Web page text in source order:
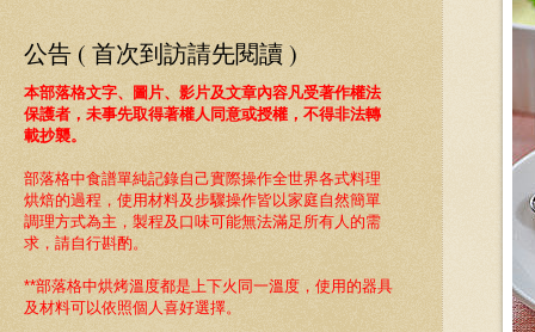
公告 ( 首次到訪請先閱讀 )
本部落格文字、圖片、影片及文章內容凡受著作權法
保護者，未事先取得著權人同意或授權，不得非法轉
載抄襲。
部落格中食譜單純記錄自己實際操作全世界各式料理
烘焙的過程， 使用材料及步驟操作皆以家庭自然簡單
調理方式為主，製程及口味可能無法滿足所有人的需
求，請自行斟酌。
**部落格中烘烤溫度都是上下火同一溫度 ，使用的器具
及材料可以依照個人喜好選擇。